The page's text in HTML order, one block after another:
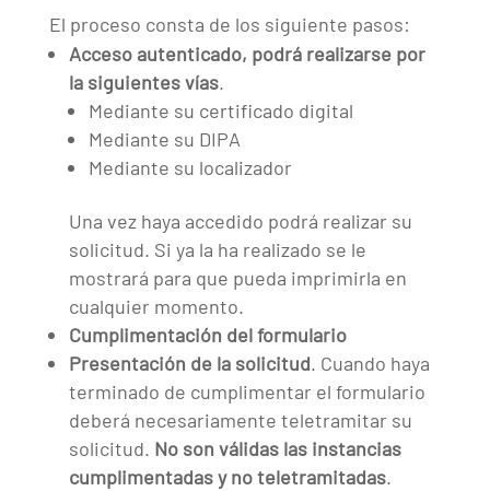
El proceso consta de los siguiente pasos:
Acceso autenticado, podrá realizarse por
la siguientes vías.
Mediante su certificado digital
Mediante su DIPA
Mediante su localizador
Una vez haya accedido podrá realizar su
solicitud. Si ya la ha realizado se le
mostrará para que pueda imprimirla en
cualquier momento.
Cumplimentación del formulario
Presentación de la solicitud. Cuando haya
terminado de cumplimentar el formulario
deberá necesariamente teletramitar su
solicitud. No son válidas las instancias
cumplimentadas y no teletramitadas.